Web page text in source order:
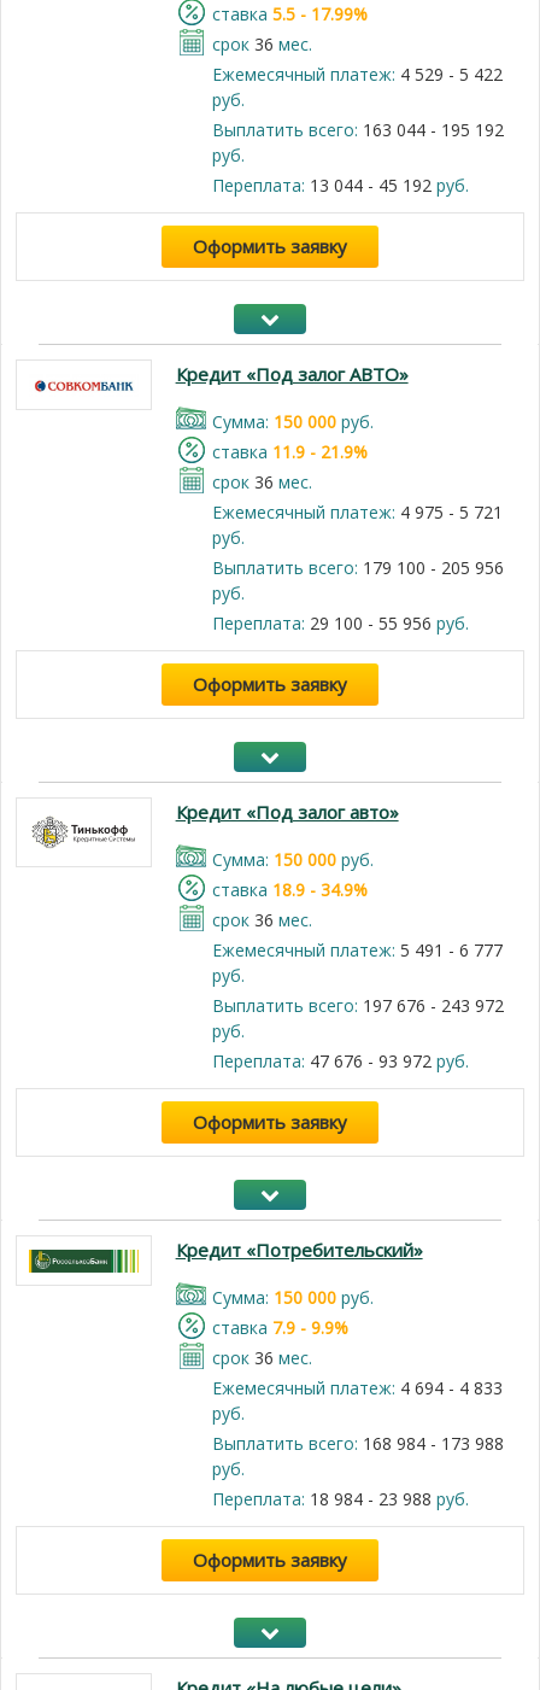
cтавка 5.5 - 17.99%
срок 36 мес.
Ежемесячный платеж: 4 529 - 5 422
руб.
Выплатить всего: 163 044 - 195 192
руб.
Переплата: 13 044 - 45 192руб.
Оформить заявку
Кредит «Под залог АВТО»
Cумма: 150 000руб.
cтавка 11.9 - 21.9%
срок 36 мес.
Ежемесячный платеж: 4 975 - 5 721
руб.
Выплатить всего: 179 100 - 205 956
руб.
Переплата: 29 100 - 55 956 руб.
Оформить заявку
Кредит «Под залог авто»
Cумма: 150 000руб.
cтавка 18.9 - 34.9%
срок 36 мес.
Ежемесячный платеж: 5 491 - 6 777
руб.
Выплатить всего: 197 676 - 243 972
руб.
Переплата: 47 676 - 93 972руб.
Оформить заявку
Кредит «Потребительский»
Cумма: 150 000руб.
cтавка 7.9 - 9.9%
срок 36 мес.
Ежемесячный платеж: 4 694 - 4 833
руб.
Выплатить всего: 168 984 - 173 988
руб.
Переплата: 18 984 - 23 988 руб.
Оформить заявку